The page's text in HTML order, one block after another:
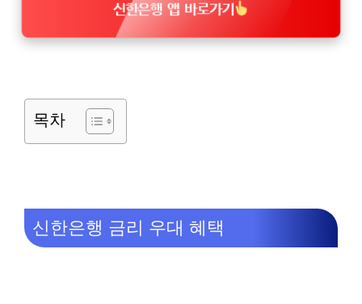
신한은행 앱 바로가기
목차
신한은행 금리 우대 혜택